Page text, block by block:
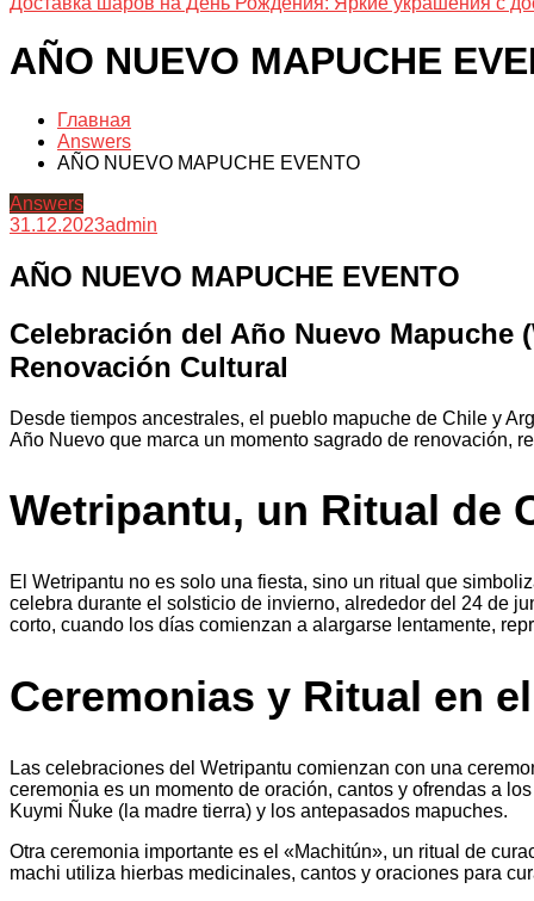
AÑO NUEVO MAPUCHE
Главная
Answers
AÑO NUEVO MAPUCHE EVENTO
Answers
31.12.2023admin
AÑO NUEVO MAPUCHE EVENTO
Celebración del Año Nuevo
Renovación Cultural
Desde tiempos ancestrales, el pueblo mapuche de Chile y
Año Nuevo que marca un momento sagrado de renovación,
Wetripantu, un Ritual de
El Wetripantu no es solo una fiesta, sino un ritual que
celebra durante el solsticio de invierno, alrededor del 24 de
corto, cuando los días comienzan a alargarse lentamente,
Ceremonias y Ritual en
Las celebraciones del Wetripantu comienzan con una
ceremonia es un momento de oración, cantos y ofrendas a
Kuymi Ñuke (la madre tierra) y los antepasados mapuches.
Otra ceremonia importante es el «Machitún», un ritual de
machi utiliza hierbas medicinales, cantos y oraciones para